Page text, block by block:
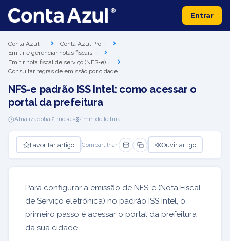
Entrar
Conta Azul
Conta Azul Pro
Emitir e gerenciar notas fiscais
Emitir nota fiscal de serviço (NFS-e)
Consultar regras de emissão por cidade
NFS-e padrão ISS Intel: como acessar o
portal da prefeitura
Atualizadohá 2 meses 1min de leitura
Favoritar artigo Compartilhar: Ouvir artigo
Para configurar a emissão de NFS-e (Nota Fiscal
de Serviço eletrônica) no padrão ISS Intel, o
primeiro passo é acessar o portal da prefeitura
da sua cidade.